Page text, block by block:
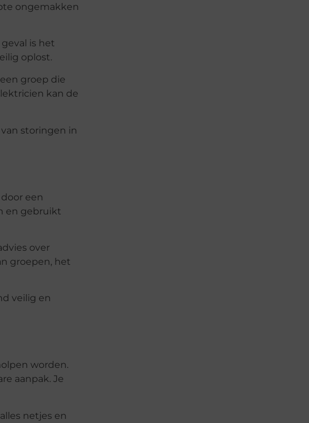
ongemakken
is het
oplost.
groep die
kan de
storingen in
een
en gebruikt
over
groepen, het
veilig en
worden.
aanpak. Je
netjes en